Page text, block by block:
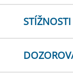
STÍŽNOSTI